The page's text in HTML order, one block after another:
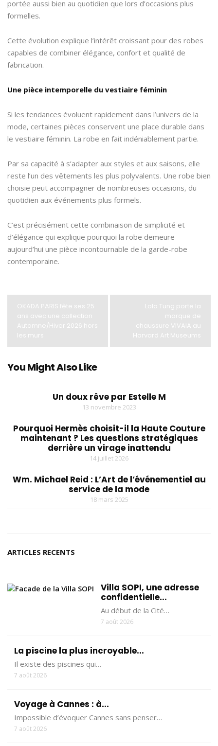
portée aussi bien au quotidien que lors d’occasions plus
formelles.
Cette évolution explique l’intérêt croissant pour des robes
capables de combiner élégance, confort et qualité de
fabrication.
Une pièce intemporelle du vestiaire féminin
Si les tendances évoluent rapidement dans l’univers de la
mode, certaines pièces conservent une place durable dans
le vestiaire féminin. La robe en fait indéniablement partie.
Par sa capacité à s’adapter aux styles et aux saisons, elle
reste l’un des vêtements les plus polyvalents. Une robe bien
choisie peut accompagner de nombreuses occasions, du
quotidien aux événements plus formels.
C’est précisément cette combinaison de simplicité et
d’élégance qui explique pourquoi la robe demeure
aujourd’hui une pièce incontournable de la garde-robe
contemporaine.
OKADA PARIS fête ses 25
ans avec une collection
Automne/Hiver 2026 hors
les murs
Lola Tung porte la
marque de
chaussure VIVAIA au
Harvard Art Museums
You Might Also Like
Un doux rêve par Estelle M
13 novembre 2023
Pourquoi Hermès choisit-il la Haute Couture
maintenant ? Les questions stratégiques
derrière un virage inattendu
14 juillet 2026
Wm. Michael Reid : L’Art de l’événementiel au
service de la mode
18 mars 2025
ARTICLES RECENTS
Villa SOPI, une adresse
confidentielle...
Au début de la Cité…
7 août 2026
La piscine la plus incroyable...
Il existe des piscines qui…
7 août 2026
Voyage à Cannes : à...
Impossible d’évoquer Cannes sans penser…
7 août 2026